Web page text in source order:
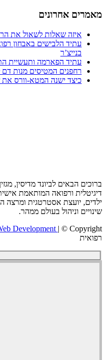
אחרונים
איזה שאלות לשאול את הרופא
עתיד הלבישים באבחון רפואי
בנייצ’ר
עתיד הפארמה ותעשיית
רחפנים המטיסים מנות דם
כיצד ישנה המטא-וורס את
הבאים לביונד מדיסין, מגזין
ורפואה המותאמת אישית.
יועצת אסטרטגית ומרצה
וניהול בעולם ממהר.
- Web Development